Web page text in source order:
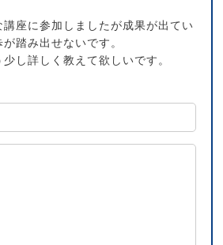
講座に参加しましたが成果が出てい
踏み出せないです。
少し詳しく教えて欲しいです。